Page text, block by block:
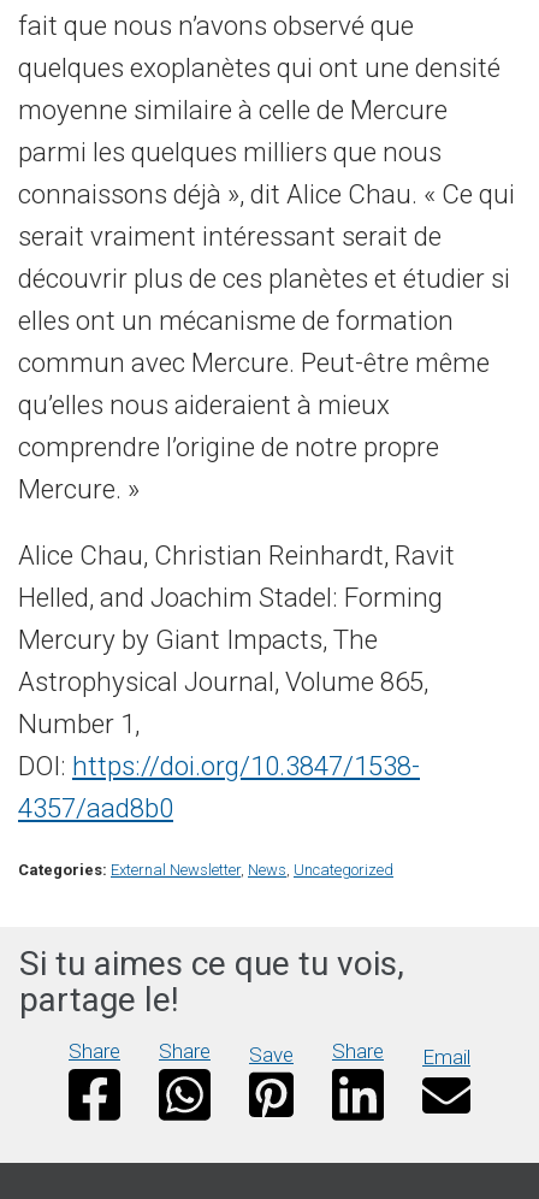
fait que nous n’avons observé que
quelques exoplanètes qui ont une densité
moyenne similaire à celle de Mercure
parmi les quelques milliers que nous
connaissons déjà », dit Alice Chau. « Ce qui
serait vraiment intéressant serait de
découvrir plus de ces planètes et étudier si
elles ont un mécanisme de formation
commun avec Mercure. Peut-être même
qu’elles nous aideraient à mieux
comprendre l’origine de notre propre
Mercure. »
Alice Chau, Christian Reinhardt, Ravit
Helled, and Joachim Stadel: Forming
Mercury by Giant Impacts, The
Astrophysical Journal, Volume 865,
Number 1,
DOI: https://doi.org/10.3847/1538-
4357/aad8b0
Categories: External Newsletter, News, Uncategorized
Si tu aimes ce que tu vois,
partage le!
Share Share Save Share Email